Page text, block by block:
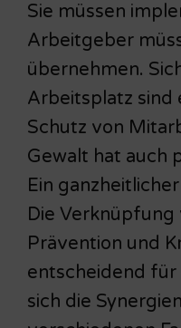
Sie müssen
Arbeitgeber
übernehmen.
Arbeitsplatz sind
Schutz von
Gewalt hat auch
Ein
Die Verknüpfung
Prävention und
entscheidend für
sich die